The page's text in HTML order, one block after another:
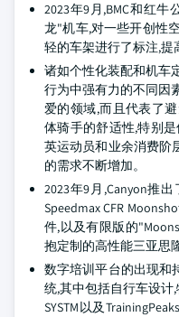
2023年9月,BMC和红
龙"机车,对一些开创性
轻的车架进行了标注,提
诸如个性化装配和机车
行为中强有力的不同因
爱的领域,而且代表了
体骑手的舒适性,特别
英运动员和业余消费阶
的需求不断增加。
2023年9月,Canyon推
Speedmax CFR
件,以及有限版的
抱定制的高性能三亚思
数字培训平台的出现和
统,其中包括自行车设计
SYSTM以及